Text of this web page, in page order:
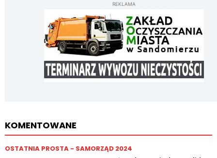
REKLAMA
KOMENTOWANE
OSTATNIA PROSTA - SAMORZĄD 2024